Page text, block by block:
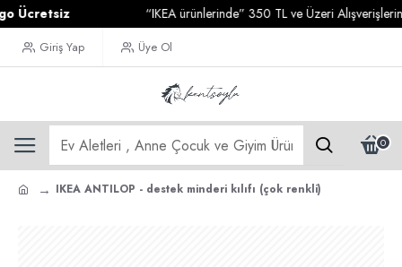
“IKEA ürünlerinde” 350 TL ve Üzeri Alışverişlerinizde
Giriş Yap Üye Ol
0
IKEA ANTILOP - destek minderi kılıfı (çok renkli)